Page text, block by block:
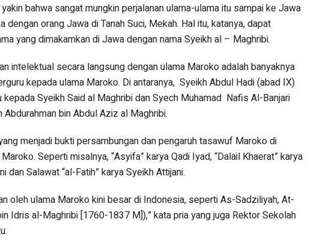
bahwa sangat mungkin perjalanan ulama-ulama itu sampai ke Jawa
orang Jawa di Tanah Suci, Mekah. Hal itu, katanya, dapat
yang dimakamkan di Jawa dengan nama Syeikh al – Maghribi.
intelektual secara langsung dengan ulama Maroko adalah banyaknya
kepada ulama Maroko. Di antaranya, Syeikh Abdul Hadi (abad IX)
kepada Syeikh Said al Maghribi dan Syech Muhamad Nafis Al-Banjari
bin Abdul Aziz al Maghribi.
menjadi bukti persambungan dan pengaruh tasawuf Maroko di
Seperti misalnya, “Asyifa” karya Qadi Iyad, “Dalail Khaerat” karya
dan Salawat “al-Fatih” karya Syeikh Attijani.
oleh ulama Maroko kini besar di Indonesia, seperti As-Sadziliyah, At-
Idris al-Maghribi [1760-1837 M]),” kata pria yang juga Rektor Sekolah